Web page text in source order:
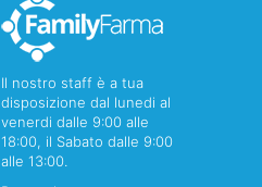
Il nostro staff è a tua
disposizione dal lunedi al
venerdi dalle 9:00 alle
18:00, il Sabato dalle 9:00
alle 13:00.